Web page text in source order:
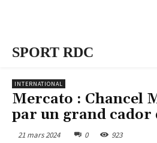
SPORT RDC
INTERNATIONAL
Mercato : Chancel
par un grand cador
21 mars 2024 0 923